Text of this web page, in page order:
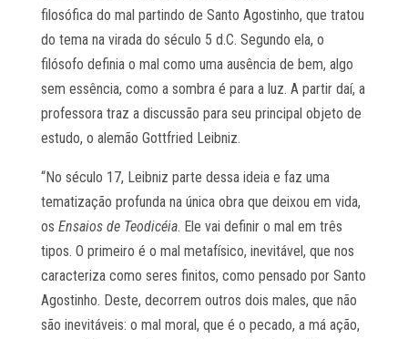
filosófica do mal partindo de Santo Agostinho, que tratou
do tema na virada do século 5 d.C. Segundo ela, o
filósofo definia o mal como uma ausência de bem, algo
sem essência, como a sombra é para a luz. A partir daí, a
professora traz a discussão para seu principal objeto de
estudo, o alemão Gottfried Leibniz.
“No século 17, Leibniz parte dessa ideia e faz uma
tematização profunda na única obra que deixou em vida,
os Ensaios de Teodicéia. Ele vai definir o mal em três
tipos. O primeiro é o mal metafísico, inevitável, que nos
caracteriza como seres finitos, como pensado por Santo
Agostinho. Deste, decorrem outros dois males, que não
são inevitáveis: o mal moral, que é o pecado, a má ação,